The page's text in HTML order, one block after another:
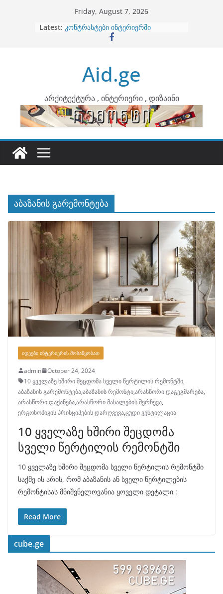
Friday, August 7, 2026
Latest: ბინების გაერთიანება
კონტრასტები ინტერიერში
ინტერიერის დიზიანი
არტემიდი წარმოგიდგენთ
Aid.ge
არქიტექტურა , ინტერიერი , დიზაინი
აბაზანის გარემონტება
ᲘᲓᲔᲔᲑᲘ ᲘᲜᲢᲔᲠᲘᲔᲠᲘᲡ ᲛᲝᲡᲐᲬᲧᲝᲑᲐᲗ
admin
October 24, 2024
10 ყველაზე ხშირი შეცდომა სველი წერტილის რემონტში,
აბაზანის გარემონტება,აბაზანის რემონტი,არასწორი დაგეგმარება,
არასწორი დაქანება,არასწორი მასალების შერჩევა,
ერგონომიკის პრინციპების დარღვევა,ცუდი ვენტილაცია
10 ყველაზე ხშირი შეცდომა
სველი წერტილის რემონტში
10 ყველაზე ხშირი შეცდომა სველი წერტილის რემონტში
საქმე ის არის, რომ აბაზანის ან სველი წერტილების
რემონტისას მნიშვნელოვანია ყოველი დეტალი :
Read More
cube.ge